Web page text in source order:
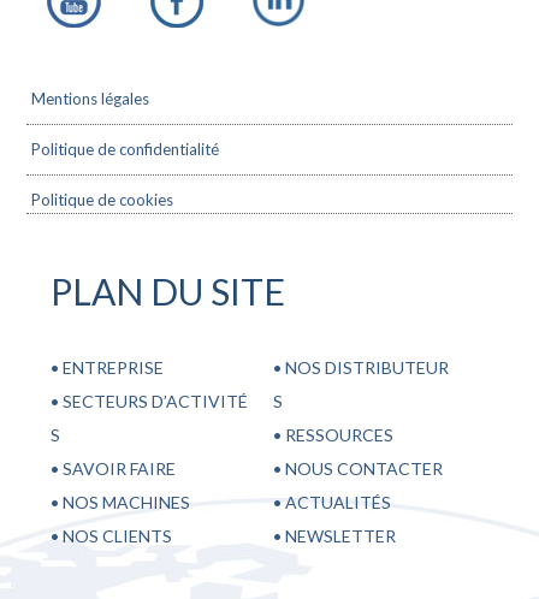
Mentions légales
Politique de confidentialité
Politique de cookies
PLAN DU SITE
• ENTREPRISE
• SECTEURS D’ACTIVITÉ
S
• SAVOIR FAIRE
• NOS MACHINES
• NOS CLIENTS
• NOS DISTRIBUTEUR
S
• RESSOURCES
• NOUS CONTACTER
• ACTUALITÉS
• NEWSLETTER